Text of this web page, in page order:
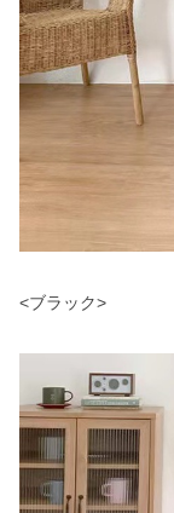
<ブラック>